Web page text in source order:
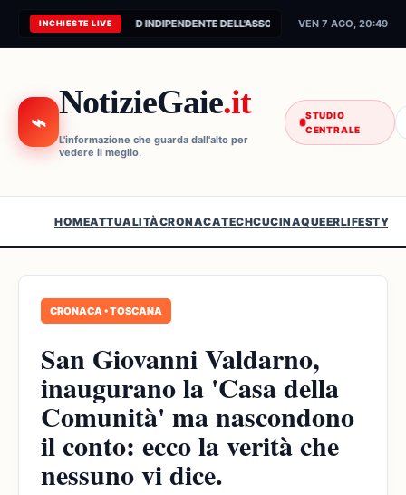
INCHIESTE LIVE
CONNESSIONE AL FEED INDIPENDENTE DELL'ASSOCIAZIONE...VEN 7 AGO, 20:49
⌁
NotizieGaie.it
L'informazione che guarda dall'alto per
vedere il meglio.
STUDIO
CENTRALE
HOMEATTUALITÀCRONACATECHCUCINAQUEERLIFESTYLE
CRONACA • TOSCANA
San Giovanni Valdarno,
inaugurano la 'Casa della
Comunità' ma nascondono
il conto: ecco la verità che
nessuno vi dice.